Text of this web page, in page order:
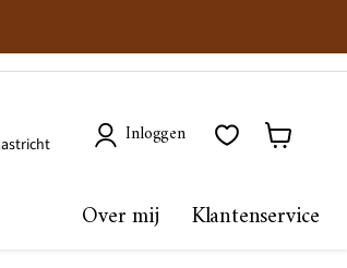
Inloggen
Over mij Klantenservice